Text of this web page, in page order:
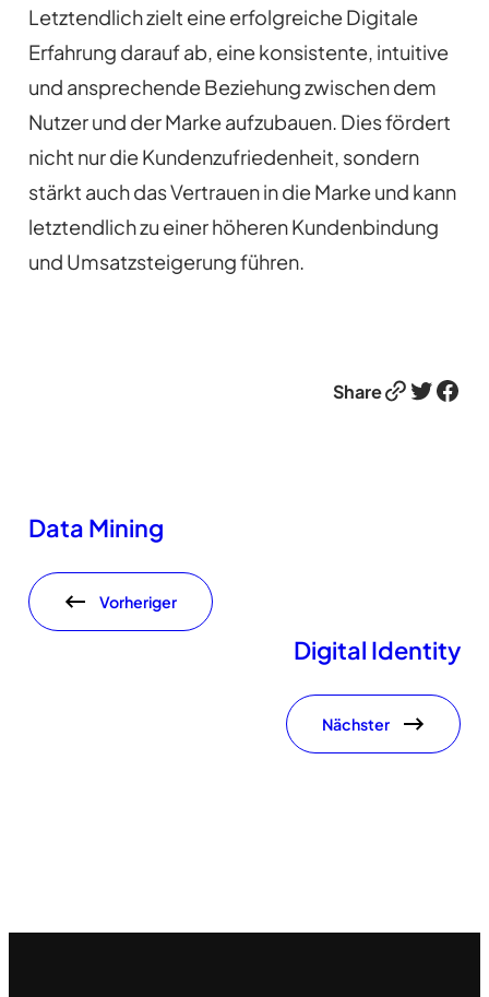
Letztendlich zielt eine erfolgreiche Digitale
Erfahrung darauf ab, eine konsistente, intuitive
und ansprechende Beziehung zwischen dem
Nutzer und der Marke aufzubauen. Dies fördert
nicht nur die Kundenzufriedenheit, sondern
stärkt auch das Vertrauen in die Marke und kann
letztendlich zu einer höheren Kundenbindung
und Umsatzsteigerung führen.
ShareLink Twitter Facebook
Data Mining
Vorheriger
Digital Identity
Nächster